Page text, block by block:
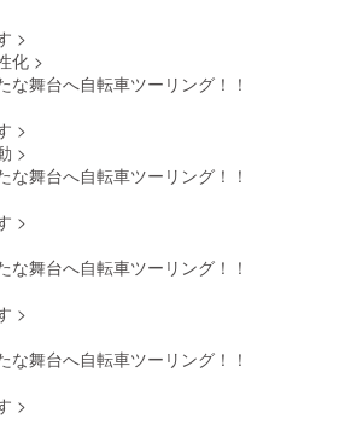
>
化 >
な舞台へ自転車ツーリング！！
>
>
な舞台へ自転車ツーリング！！
>
な舞台へ自転車ツーリング！！
>
な舞台へ自転車ツーリング！！
>